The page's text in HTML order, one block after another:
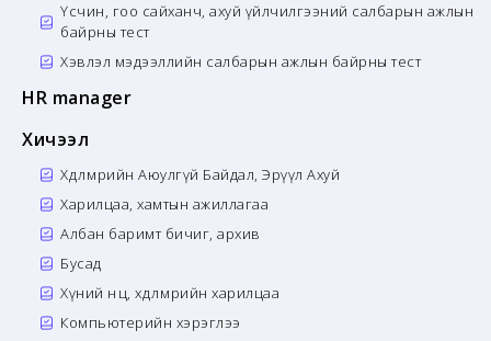
Үсчин, гоо сайханч, ахуй үйлчилгээний салбарын ажлын
байрны тест
Хэвлэл мэдээллийн салбарын ажлын байрны тест
HR manager
Хичээл
Хөдөлмөрийн Аюулгүй Байдал, Эрүүл Ахуй
Харилцаа, хамтын ажиллагаа
Албан баримт бичиг, архив
Бусад
Хүний нөөц, хөдөлмөрийн харилцаа
Компьютерийн хэрэглээ